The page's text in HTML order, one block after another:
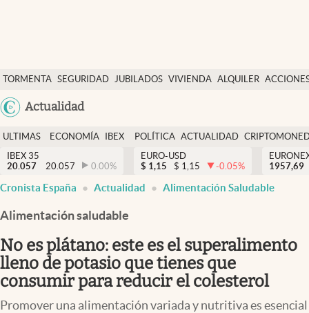
TORMENTA SEGURIDAD JUBILADOS VIVIENDA ALQUILER
USA
Colombia
Actualidad
Economía y finanzas
Política
Actualidad
Criptomonedas
España
ULTIMAS
NOTICIAS
ECONOMÍA
FINANZAS
IBEX
EURO
POLÍTICA ACTUALIDAD
IBEX 35
20.057
20.057 0.00%
EURO-USD
$ 1,15 $ 1,15 -0.05%
1957,69
Cronista España Actualidad Alimentación Saludable
Alimentación saludable
No es plátano: este es el superalimento
lleno de potasio que tienes que
consumir para reducir el colesterol
Promover una alimentación variada y nutritiva es esencial